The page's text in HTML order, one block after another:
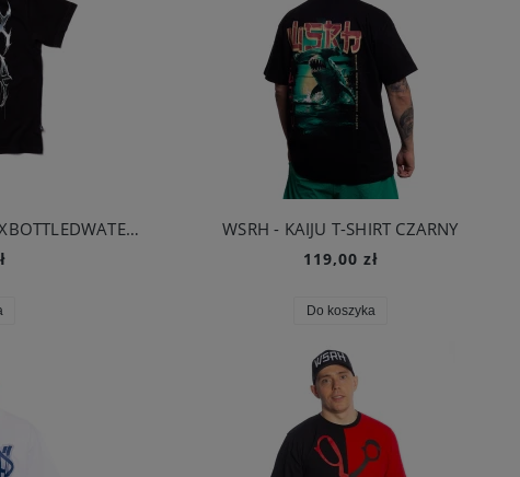
BRAINDEADFAMILIA X STYXBOTTLEDWATER - TRASH FONT T-SHIRT CZARNY WSRH - KAIJU T-SHIRT CZARNY
119,00 zł
Do koszyka